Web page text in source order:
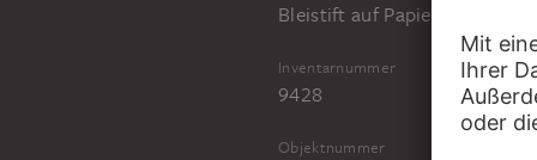
Bleistift auf Papier
Inventarnummer
9428
Objektnummer